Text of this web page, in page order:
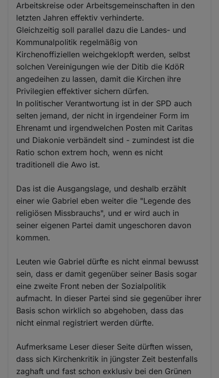
Arbeitskreise oder Arbeitsgemeinschaften in den
letzten Jahren effektiv verhinderte.
Gleichzeitig soll parallel dazu die Landes- und
Kommunalpolitik regelmäßig von
Kirchenoffiziellen weichgeklopft werden, selbst
solchen Vereinigungen wie der Ditib die KdöR
angedeihen zu lassen, damit die Kirchen ihre
Privilegien effektiver sichern dürfen.
In politischer Verantwortung ist in der SPD auch
selten jemand, der nicht in irgendeiner Form im
Ehrenamt und irgendwelchen Posten mit Caritas
und Diakonie verbändelt sind - zumindest ist die
Ratio schon extrem hoch, wenn es nicht
traditionell die Awo ist.
Das ist die Ausgangslage, und deshalb erzählt
einer wie Gabriel eben weiter die "Legende des
religiösen Missbrauchs", und er wird auch in
seiner eigenen Partei damit ungeschoren davon
kommen.
Leuten wie Gabriel dürfte es nicht einmal bewusst
sein, dass er damit gegenüber seiner Basis sogar
eine zweite Front neben der Sozialpolitik
aufmacht. In dieser Partei sind sie gegenüber ihrer
Basis schon wirklich so abgehoben, dass das
nicht einmal registriert werden dürfte.
Aufmerksame Leser dieser Seite dürften wissen,
dass sich Kirchenkritik in jüngster Zeit bestenfalls
zaghaft und fast schon exklusiv bei den Grünen